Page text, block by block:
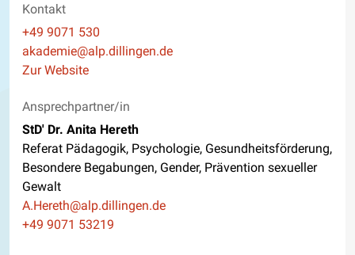
Kontakt
Telefon
+49 9071 530
E-Mail
akademie@alp.dillingen.de
Website
Zur Website
Ansprechpartner/in
StD' Dr. Anita Hereth
Referat Pädagogik, Psychologie, Gesundheitsförderung,
Besondere Begabungen, Gender, Prävention sexueller
Gewalt
E-Mail
A.Hereth@alp.dillingen.de
Telefon
+49 9071 53219